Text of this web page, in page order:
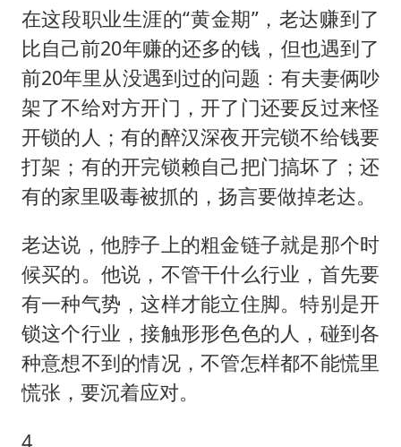
在这段职业生涯的“黄金期”，老达赚到了
比自己前20年赚的还多的钱，但也遇到了
前20年里从没遇到过的问题：有夫妻俩吵
架了不给对方开门，开了门还要反过来怪
开锁的人；有的醉汉深夜开完锁不给钱要
打架；有的开完锁赖自己把门搞坏了；还
有的家里吸毒被抓的，扬言要做掉老达。
老达说，他脖子上的粗金链子就是那个时
候买的。他说，不管干什么行业，首先要
有一种气势，这样才能立住脚。特别是开
锁这个行业，接触形形色色的人，碰到各
种意想不到的情况，不管怎样都不能慌里
慌张，要沉着应对。
4